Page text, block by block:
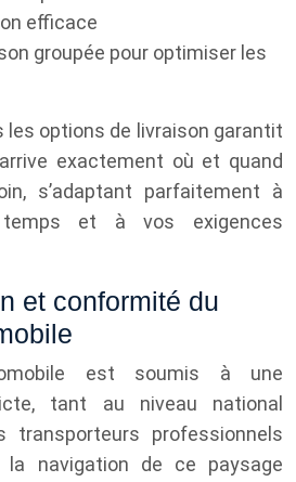
efficace
groupée pour optimiser les
les options de livraison garantit
exactement où et quand
s’adaptant parfaitement à
et à vos exigences
et conformité du
est soumis à une
tant au niveau national
transporteurs professionnels
navigation de ce paysage